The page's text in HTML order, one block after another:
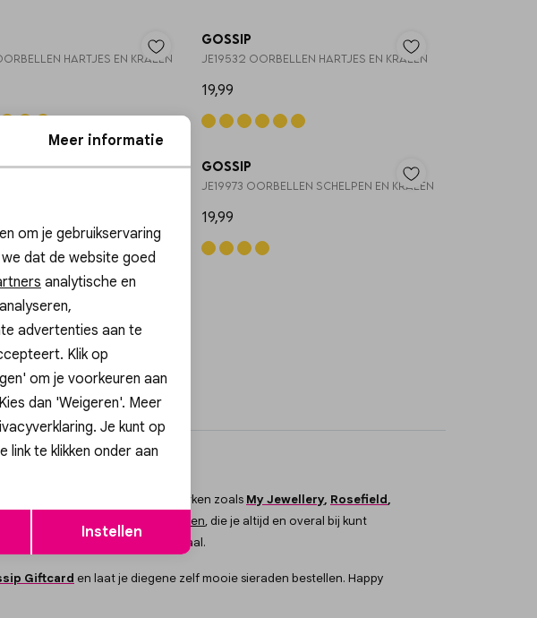
HARTJES EN KRALEN
Gossip
JE19532 OORBELLEN HARTJES EN KRALEN
19,99
Gossip
JE19973 OORBELLEN SCHELPEN EN KRALEN
19,99
33
sieraden van de mooiste merken zoals My Jewellery, Rosefield,
essential sieraden, die je altijd en overal bij kunt
of in onze winkel in Roosendaal.
Giftcard en laat je diegene zelf mooie sieraden bestellen. Happy
cookies
Opslaan
Meer informatie
om je gebruikservaring
dat de website goed
analytische en
advertenties aan te
Klik op
om je voorkeuren aan
dan 'Weigeren'. Meer
Je kunt op
link te klikken onder aan
Instellen